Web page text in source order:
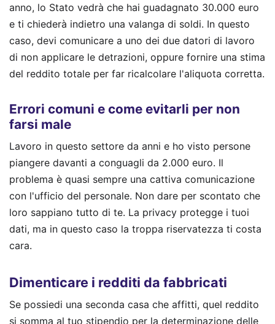
anno, lo Stato vedrà che hai guadagnato 30.000 euro
e ti chiederà indietro una valanga di soldi. In questo
caso, devi comunicare a uno dei due datori di lavoro
di non applicare le detrazioni, oppure fornire una stima
del reddito totale per far ricalcolare l'aliquota corretta.
Errori comuni e come evitarli per non
farsi male
Lavoro in questo settore da anni e ho visto persone
piangere davanti a conguagli da 2.000 euro. Il
problema è quasi sempre una cattiva comunicazione
con l'ufficio del personale. Non dare per scontato che
loro sappiano tutto di te. La privacy protegge i tuoi
dati, ma in questo caso la troppa riservatezza ti costa
cara.
Dimenticare i redditi da fabbricati
Se possiedi una seconda casa che affitti, quel reddito
si somma al tuo stipendio per la determinazione delle